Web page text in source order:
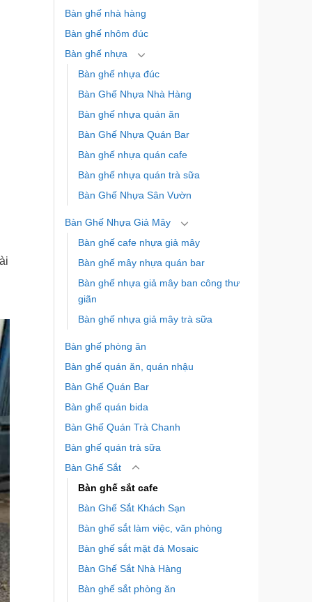
Bàn ghế nhà hàng
Bàn ghế nhôm đúc
Bàn ghế nhựa
Bàn ghế nhựa đúc
Bàn Ghế Nhựa Nhà Hàng
Bàn ghế nhựa quán ăn
Bàn Ghế Nhựa Quán Bar
Bàn ghế nhựa quán cafe
Bàn ghế nhựa quán trà sữa
Bàn Ghế Nhựa Sân Vườn
Bàn Ghế Nhựa Giả Mây
Bàn ghế cafe nhựa giả mây
Bàn ghế mây nhựa quán bar
Bàn ghế nhựa giả mây ban công thư
giãn
Bàn ghế nhựa giả mây trà sữa
Bàn ghế phòng ăn
Bàn ghế quán ăn, quán nhậu
Bàn Ghế Quán Bar
Bàn ghế quán bida
Bàn Ghế Quán Trà Chanh
Bàn ghế quán trà sữa
Bàn Ghế Sắt
Bàn ghế sắt cafe
Bàn Ghế Sắt Khách Sạn
Bàn ghế sắt làm việc, văn phòng
Bàn ghế sắt mặt đá Mosaic
Bàn Ghế Sắt Nhà Hàng
Bàn ghế sắt phòng ăn